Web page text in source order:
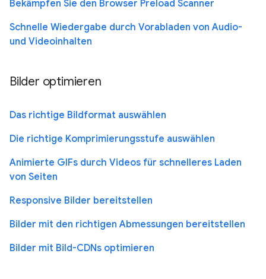
Bekämpfen Sie den Browser Preload Scanner
Schnelle Wiedergabe durch Vorabladen von Audio-
und Videoinhalten
Bilder optimieren
Das richtige Bildformat auswählen
Die richtige Komprimierungsstufe auswählen
Animierte GIFs durch Videos für schnelleres Laden
von Seiten
Responsive Bilder bereitstellen
Bilder mit den richtigen Abmessungen bereitstellen
Bilder mit Bild-CDNs optimieren